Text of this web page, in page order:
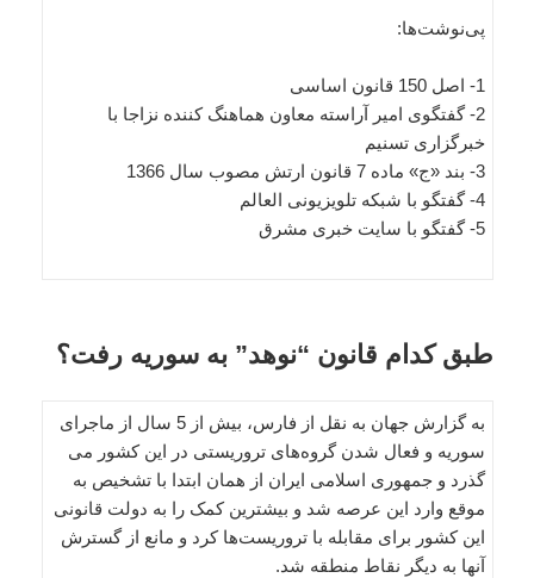
پی‌نوشت‌ها:
1- اصل 150 قانون اساسی
2- گفتگوی امیر آراسته معاون هماهنگ کننده نزاجا با
خبرگزاری تسنیم
3- بند «ج» ماده 7 قانون ارتش مصوب سال 1366
4- گفتگو با شبکه تلویزیونی العالم
5- گفتگو با سایت خبری مشرق
طبق کدام قانون “نوهد” به سوریه رفت؟
به گزارش جهان به نقل از فارس، بیش از 5 سال از ماجرای
سوریه و فعال شدن گروه‌های تروریستی در این کشور می
گذرد و جمهوری اسلامی ایران از همان ابتدا با تشخیص به
موقع وارد این عرصه شد و بیشترین کمک را به دولت قانونی
این کشور برای مقابله با تروریست‌ها کرد و مانع از گسترش
آنها به دیگر نقاط منطقه شد.